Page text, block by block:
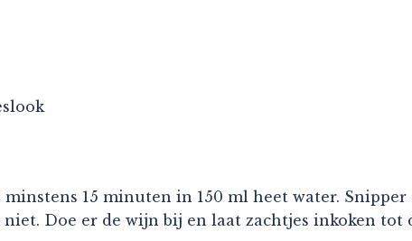
minstens 15 minuten in 150 ml heet water.
Doe er de wijn bij en laat zachtjes inkoken tot